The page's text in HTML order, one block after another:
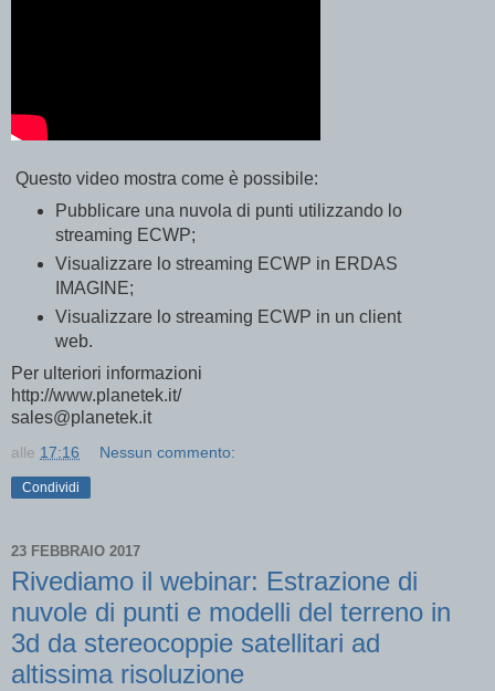
Questo video mostra come è possibile:
Pubblicare una nuvola di punti utilizzando lo
streaming ECWP;
Visualizzare lo streaming ECWP in ERDAS
IMAGINE;
Visualizzare lo streaming ECWP in un client
web.
Per ulteriori informazioni
http://www.planetek.it/
sales@planetek.it
alle 17:16 Nessun commento:
Condividi
23 FEBBRAIO 2017
Rivediamo il webinar: Estrazione di
nuvole di punti e modelli del terreno in
3d da stereocoppie satellitari ad
altissima risoluzione